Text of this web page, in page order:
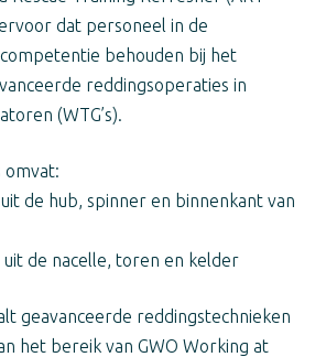
dat personeel in de
behouden bij het
reddingsoperaties in
(WTG’s).
omvat:
uit de hub, spinner en binnenkant van
uit de nacelle, toren en kelder
geavanceerde reddingstechnieken
het bereik van GWO Working at